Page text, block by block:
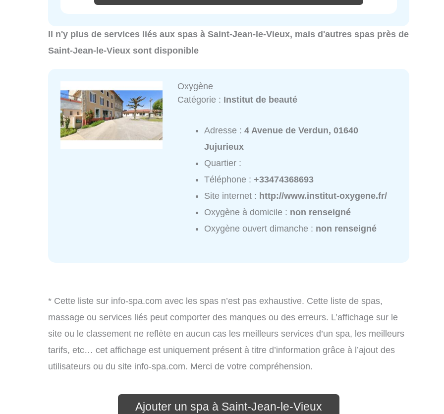
Il n'y plus de services liés aux spas à Saint-Jean-le-Vieux, mais d'autres spas près de
Saint-Jean-le-Vieux sont disponible
Oxygène
Catégorie : Institut de beauté
Adresse :4 Avenue de Verdun, 01640
Jujurieux
Quartier :
Téléphone :+33474368693
Site internet : http://www.institut-oxygene.fr/
Oxygène à domicile : non renseigné
Oxygène ouvert dimanche : non renseigné
* Cette liste sur info-spa.com avec les spas n’est pas exhaustive. Cette liste de spas,
massage ou services liés peut comporter des manques ou des erreurs. L’affichage sur le
site ou le classement ne reflète en aucun cas les meilleurs services d’un spa, les meilleurs
tarifs, etc… cet affichage est uniquement présent à titre d’information grâce à l’ajout des
utilisateurs ou du site info-spa.com. Merci de votre compréhension.
Ajouter un spa à Saint-Jean-le-Vieux